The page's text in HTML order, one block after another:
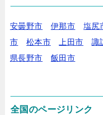
安曇野市 伊那市 塩尻
市
松本市 上田市 諏
県長野市
飯田市
全国のページリンク